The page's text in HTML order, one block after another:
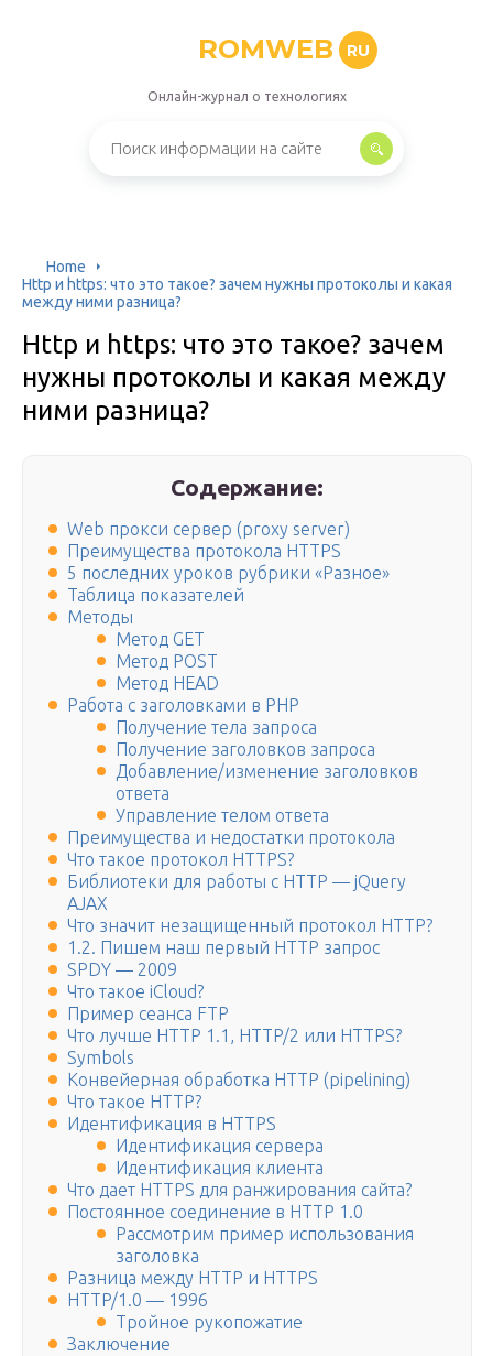
ROMWEB RU
Онлайн-журнал о технологиях
Home
Http и https: что это такое? зачем нужны протоколы и какая
между ними разница?
Http и https: что это такое? зачем
нужны протоколы и какая между
ними разница?
Содержание:
Web прокси сервер (proxy server)
Преимущества протокола HTTPS
5 последних уроков рубрики «Разное»
Таблица показателей
Методы
Метод GET
Метод POST
Метод HEAD
Работа с заголовками в PHP
Получение тела запроса
Получение заголовков запроса
Добавление/изменение заголовков
ответа
Управление телом ответа
Преимущества и недостатки протокола
Что такое протокол HTTPS?
Библиотеки для работы с HTTP — jQuery
AJAX
Что значит незащищенный протокол HTTP?
1.2. Пишем наш первый HTTP запрос
SPDY — 2009
Что такое iCloud?
Пример сеанса FTP
Что лучше HTTP 1.1, HTTP/2 или HTTPS?
Symbols
Конвейерная обработка HTTP (pipelining)
Что такое HTTP?
Идентификация в HTTPS
Идентификация сервера
Идентификация клиента
Что дает HTTPS для ранжирования сайта?
Постоянное соединение в HTTP 1.0
Рассмотрим пример использования
заголовка
Разница между HTTP и HTTPS
HTTP/1.0 — 1996
Тройное рукопожатие
Заключение